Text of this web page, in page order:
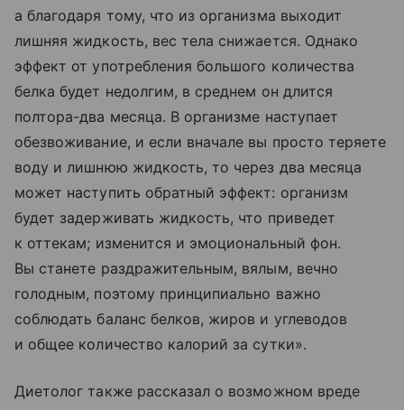
а благодаря тому, что из организма выходит
лишняя жидкость, вес тела снижается. Однако
эффект от употребления большого количества
белка будет недолгим, в среднем он длится
полтора-два месяца. В организме наступает
обезвоживание, и если вначале вы просто теряете
воду и лишнюю жидкость, то через два месяца
может наступить обратный эффект: организм
будет задерживать жидкость, что приведет
к оттекам; изменится и эмоциональный фон.
Вы станете раздражительным, вялым, вечно
голодным, поэтому принципиально важно
соблюдать баланс белков, жиров и углеводов
и общее количество калорий за сутки».
Диетолог также рассказал о возможном вреде